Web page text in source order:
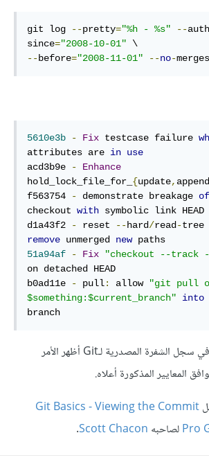
git log --pretty="%h - %s" --
since="2008-10-01"
--before="2008-11-01" --no-merges
5610e3b - Fix testcase failure
attributes are in use
acd3b9e
-
Enhance
hold_lock_file_for_ {update, append
f563754
- demonstrate breakage of
checkout with symbolic link HEAD
d1a43f2
- reset --hard/read-tree
remove unmerged new
51a94af
- Fix
"checkout --track -
on detached HEAD
b0ad11e
- pull: allow "git pull
$something:$current_branch"
into
branch
من بين 40 ألف إيداع في سجل الشفرة المصدرية لـGit أظهر الأمر
المعايير المذكورة أعلاه.
Git Basics - Viewing the Commit
Proلصاحبه Scott Chacon
.